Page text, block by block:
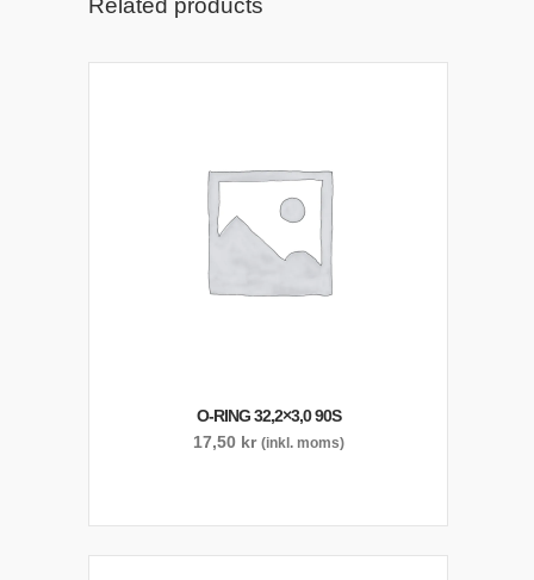
Related products
O-RING 32,2×3,0 90S
17,50 kr (inkl. moms)